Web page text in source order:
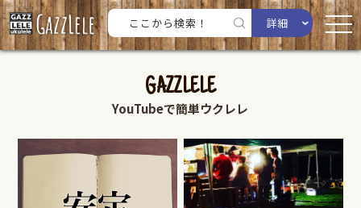
詳細
GAZZLELE
YouTubeで簡単ウクレレ